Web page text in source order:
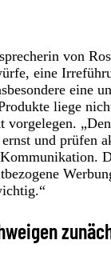
von
eine
eine
liege
vorgelegen.
und prüfen